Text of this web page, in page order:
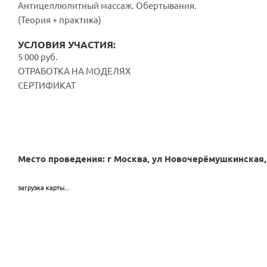
Антицеллюлитный массаж. Обертывания.
(Теория + практика)
УСЛОВИЯ УЧАСТИЯ:
5 000 руб.
ОТРАБОТКА НА МОДЕЛЯХ
СЕРТИФИКАТ
Место проведения: г Москва, ул
загрузка карты...